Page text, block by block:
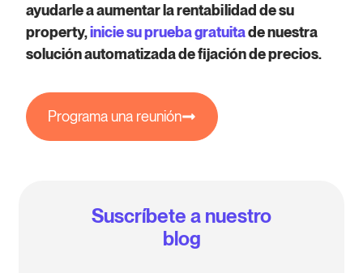
ayudarle a aumentar la rentabilidad de su
property,inicie su prueba gratuitade nuestra
solución automatizada de fijación de precios.
Programa una reunión
Suscríbete a nuestro
blog